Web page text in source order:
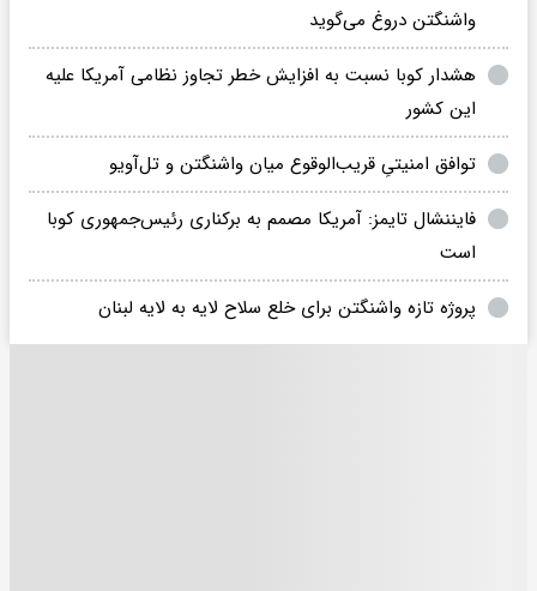
واشنگتن دروغ می‌گوید
هشدار کوبا نسبت به افزایش خطر تجاوز نظامی آمریکا علیه
این کشور
توافق امنیتیِ قریب‌الوقوع میان واشنگتن و تل‌آویو
فایننشال تایمز: آمریکا مصمم به برکناری رئیس‌جمهوری کوبا
است
پروژه تازه واشنگتن برای خلع سلاح لایه به لایه لبنان